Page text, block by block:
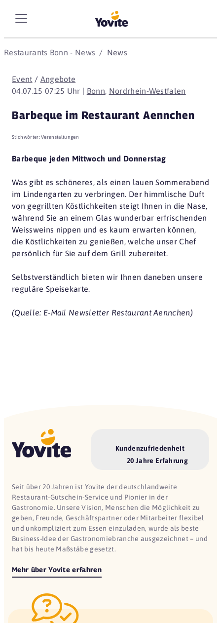
Restaurants Bonn - News News
Event / Angebote
04.07.15 07:25 Uhr | Bonn, Nordrhein-Westfalen
Barbeque im Restaurant Aennchen
Stichwörter:Veranstaltungen
Barbeque jeden Mittwoch und Donnerstag
Was gibt es schöneres, als einen lauen Sommerabend
im Lindengarten zu verbringen. Der himmlische Duft
von gegrillten Köstlichkeiten steigt Ihnen in die Nase,
während Sie an einem Glas wunderbar erfrischenden
Weissweins nippen und es kaum erwarten können,
die Köstlichkeiten zu genießen, welche unser Chef
persönlich für Sie auf dem Grill zubereitet.
Selbstverständlich bieten wir Ihnen daneben unsere
reguläre Speisekarte.
(Quelle: E-Mail Newsletter Restaurant Aennchen)
Kundenzufriedenheit
20 Jahre Erfahrung
Seit über 20 Jahren ist Yovite der deutschlandweite
Restaurant-Gutschein-Service und Pionier in der
Gastronomie. Unsere Vision, Menschen die Möglichkeit zu
geben, Freunde, Geschäftspartner oder Mitarbeiter flexibel
und unkompliziert zum Essen einzuladen, wurde als beste
Business-Idee der Gastronomiebranche ausgezeichnet – und
hat bis heute Maßstäbe gesetzt.
Mehr über Yovite erfahren